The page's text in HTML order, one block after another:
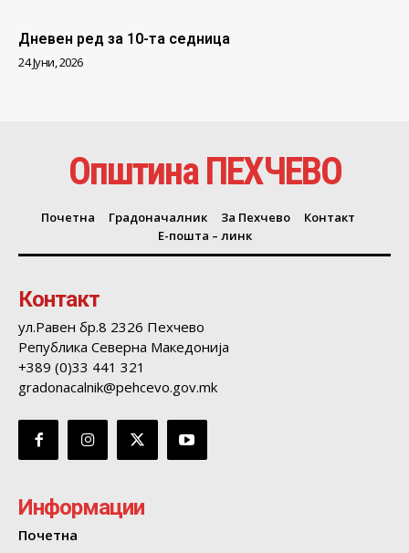
Дневен ред за 10-та седница
24 Јуни, 2026
Општина ПЕХЧЕВО
Почетна Градоначалник За Пехчево
Контакт
Е-пошта – линк
Контакт
ул.Равен бр.8 2326 Пехчево
Република Северна Македонија
+389 (0)33 441 321
gradonacalnik@pehcevo.gov.mk
Информации
Почетна